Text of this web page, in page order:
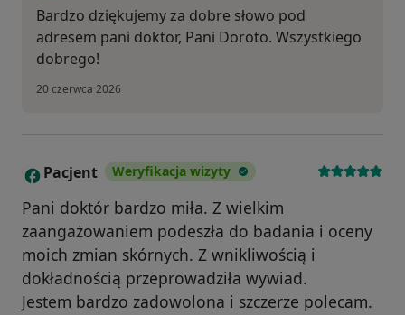
Bardzo dziękujemy za dobre słowo pod
adresem pani doktor, Pani Doroto. Wszystkiego
dobrego!
20 czerwca 2026
P Pacjent Weryfikacja wizyty
Pani doktór bardzo miła. Z wielkim
zaangażowaniem podeszła do badania i oceny
moich zmian skórnych. Z wnikliwością i
dokładnością przeprowadziła wywiad.
Jestem bardzo zadowolona i szczerze polecam.